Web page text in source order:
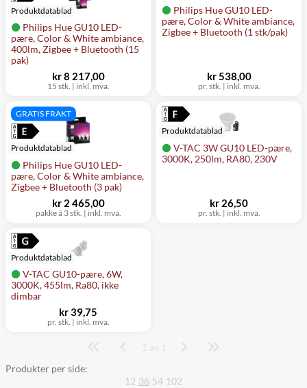
Philips Hue GU10 LED-
pære, Color & White ambiance,
400lm, Zigbee + Bluetooth (15
pak)
Produktdatablad
15 stk. | inkl. mva.
kr 8 217,00
Philips Hue GU10 LED-
pære, Color & White ambiance,
Zigbee + Bluetooth (1 stk/pak)
pr. stk. | inkl. mva.
kr 538,00
Philips Hue GU10 LED-
pære, Color & White ambiance,
Zigbee + Bluetooth (3 pak)
Produktdatablad
GRATIS FRAKT
pakke á 3 stk. | inkl. mva.
kr 2 465,00
V-TAC 3W GU10 LED-pære,
3000K, 250lm, RA80, 230V
Produktdatablad
pr. stk. | inkl. mva.
kr 26,50
V-TAC GU10-pære, 6W,
3000K, 455lm, Ra80, ikke
dimbar
Produktdatablad
pr. stk. | inkl. mva.
kr 39,75
Side
1 av 1
Produkter per side:
12 36 54 102